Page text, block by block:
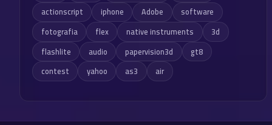
actionscript
iphone Adobe
software
fotografia
flex native instruments
3d
flashlite
audio papervision3d
gt8
contest
yahoo as3 air